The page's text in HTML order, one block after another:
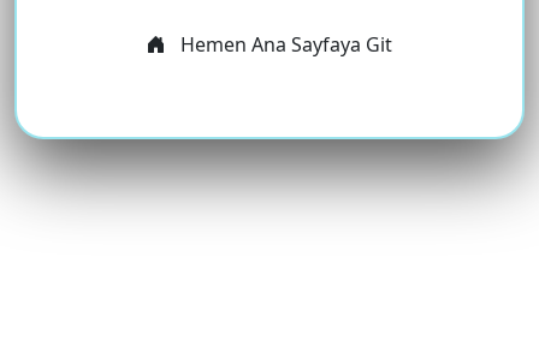
Hemen Ana Sayfaya Git